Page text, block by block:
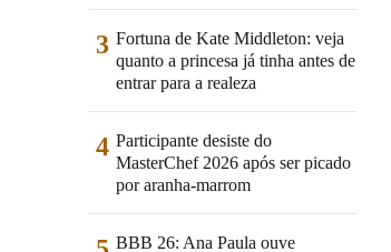
3 Fortuna de Kate Middleton: veja
quanto a princesa já tinha antes de
entrar para a realeza
4 Participante desiste do
MasterChef 2026 após ser picado
por aranha-marrom
BBB 26: Ana Paula ouve